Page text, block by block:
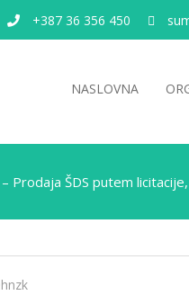
+387 36 356 450
NASLOVNA
– Prodaja ŠDS putem